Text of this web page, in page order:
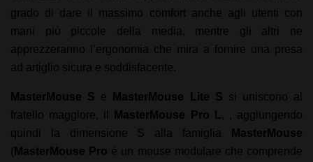
grado di dare il massimo comfort anche agli utenti con
mani più piccole della media, mentre gli altri ne
apprezzeranno l’ergonomia che mira a fornire una presa
ad artiglio sicura e soddisfacente.
MasterMouse S e MasterMouse Lite S si uniscono al
fratello maggiore, il
MasterMouse Pro L
, , aggiungendo
quindi la dimensione S alla famiglia
MasterMouse
( MasterMouse Pro è un mouse modulare che comprende